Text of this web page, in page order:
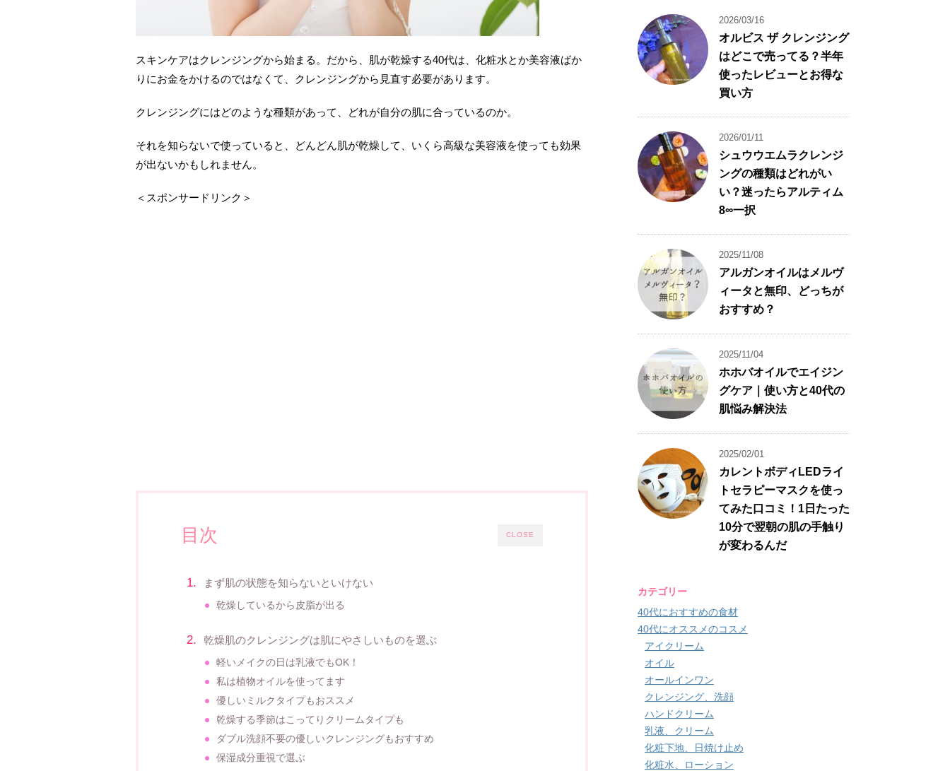
スキンケアはクレンジングから始まる。だから、肌が乾燥する40代は、化粧水とか美容液ばか
りにお金をかけるのではなくて、クレンジングから見直す必要があります。
クレンジングにはどのような種類があって、どれが自分の肌に合っているのか。
それを知らないで使っていると、どんどん肌が乾燥して、いくら高級な美容液を使っても効果
が出ないかもしれません。
＜スポンサードリンク＞
CLOSE
目次
まず肌の状態を知らないといけない
乾燥しているから皮脂が出る
乾燥肌のクレンジングは肌にやさしいものを選ぶ
軽いメイクの日は乳液でもOK！
私は植物オイルを使ってます
優しいミルクタイプもおススメ
乾燥する季節はこってりクリームタイプも
ダブル洗顔不要の優しいクレンジングもおすすめ
保湿成分重視で選ぶ
2026/03/16
オルビス ザ クレンジング
はどこで売ってる？半年
使ったレビューとお得な
買い方
2026/01/11
シュウウエムラクレンジ
ングの種類はどれがい
い？迷ったらアルティム
8∞一択
2025/11/08
アルガンオイルはメルヴ
ィータと無印、どっちが
おすすめ？
2025/11/04
ホホバオイルでエイジン
グケア｜使い方と40代の
肌悩み解決法
2025/02/01
カレントボディLEDライ
トセラピーマスクを使っ
てみた口コミ！1日たった
10分で翌朝の肌の手触り
が変わるんだ
カテゴリー
40代におすすめの食材
40代にオススメのコスメ
アイクリーム
オイル
オールインワン
クレンジング、洗顔
ハンドクリーム
乳液、クリーム
化粧下地、日焼け止め
化粧水、ローション